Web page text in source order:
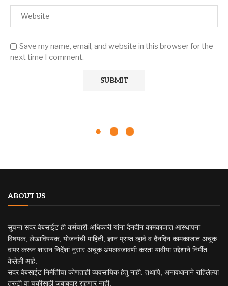
Save my name, email, and website in this browser for the
next time I comment.
ABOUT US
सुचना सदर वेबसाईट ही कर्मचारी-अधिकारी यांना दैनदीन कामकाजात आस्थापना
विषयक, लेखाविषयक, योजनांची माहिती, ज्ञान प्राप्त व्हावे व दैंनदिन कामकाजात अचूक
वापर करून शासन निर्देशां नुसार अचूक अंमलबजावणी करता यावीया उद्देशाने निर्मीत
केलेली आहे.
सदर वेबसाईट निर्मीतीचा कोणताही व्यवसायिक हेतु नाही. तथापि, अनावधानाने राहिलेल्या
त्रुटी वा चुकीसाठी जबाबदार राहणार नाही.